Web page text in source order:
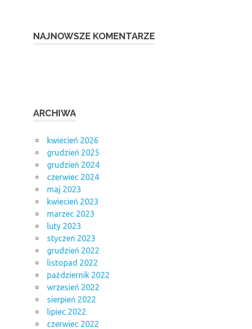
NAJNOWSZE KOMENTARZE
ARCHIWA
kwiecień 2026
grudzień 2025
grudzień 2024
czerwiec 2024
maj 2023
kwiecień 2023
marzec 2023
luty 2023
styczeń 2023
grudzień 2022
listopad 2022
październik 2022
wrzesień 2022
sierpień 2022
lipiec 2022
czerwiec 2022